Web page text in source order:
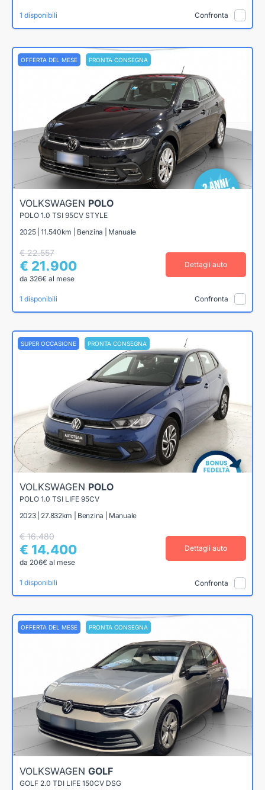
1 disponibili Confronta
OFFERTA DEL MESE PRONTA CONSEGNA
VOLKSWAGEN POLO
POLO 1.0 TSI 95CV STYLE
2025 | 11.540km | Benzina | Manuale
€ 22.557
€ 21.900
da 326€ al mese
Dettagli auto
1 disponibili Confronta
SUPER OCCASIONE PRONTA CONSEGNA
VOLKSWAGEN POLO
POLO 1.0 TSI LIFE 95CV
2023 | 27.832km | Benzina | Manuale
€ 16.480
€ 14.400
da 206€ al mese
Dettagli auto
1 disponibili Confronta
OFFERTA DEL MESE PRONTA CONSEGNA
VOLKSWAGEN GOLF
GOLF 2.0 TDI LIFE 150CV DSG